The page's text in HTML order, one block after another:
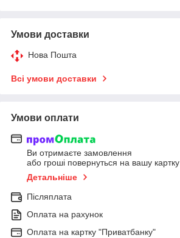
Умови доставки
Нова Пошта
Всі умови доставки
Умови оплати
Ви отримаєте замовлення
або гроші повернуться на вашу картку
Детальніше
Післяплата
Оплата на рахунок
Оплата на картку "Приватбанку"